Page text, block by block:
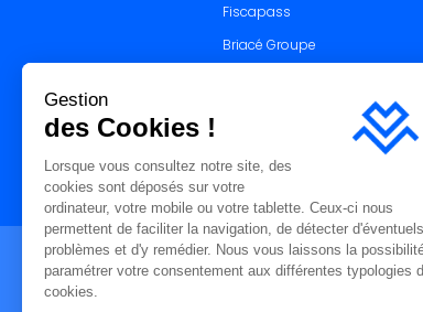
Fiscapass
Briacé Groupe
Gestion
des Cookies !
Lorsque vous consultez notre site, des
cookies sont déposés sur votre
ordinateur, votre mobile ou votre tablette. Ceux-ci nous
permettent de faciliter la navigation, de détecter d'éventuels
problèmes et d'y remédier. Nous vous laissons la
paramétrer votre consentement aux différentes typologies
cookies.